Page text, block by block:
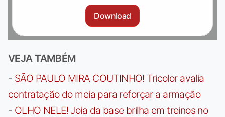
Download
VEJA TAMBÉM
- SÃO PAULO MIRA COUTINHO! Tricolor avalia
contratação do meia para reforçar a armação
- OLHO NELE! Joia da base brilha em treinos no